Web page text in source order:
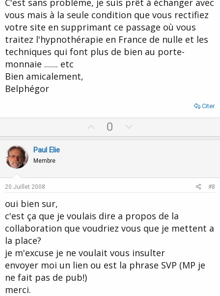
technique que j'ai étudié et qui pourai remettre en cause ce qu'il
enseignent, ce n'est a mon avis pas une attitude ouverte sur le
progrès...et la raison du retard.
amicalement
paul.
C'est sans problème, je suis prêt à échanger avec
vous mais à la seule condition que vous rectifiez
votre site en supprimant ce passage où vous
traitez l'hypnothérapie en France de nulle et les
techniques qui font plus de bien au porte-
monnaie ....... etc
Bien amicalement,
Belphégor
Citer
p
0
o
Paul Elie
Membre
20 Juillet 2008 #8
oui bien sur,
c'est ça que je voulais dire a propos de la
collaboration que voudriez vous que je mettent a
la place?
je m'excuse je ne voulait vous insulter
envoyer moi un lien ou est la phrase SVP (MP je
ne fait pas de pub!)
merci.